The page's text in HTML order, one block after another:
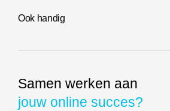
Samen werken aan
jouw online succes?
Ook handig